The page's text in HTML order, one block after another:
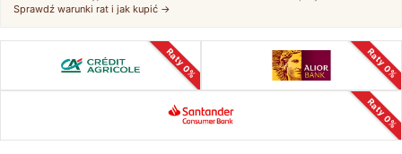
Sprawdź warunki rat i jak kupić →
Raty 0%
Raty 0%
Raty 0%